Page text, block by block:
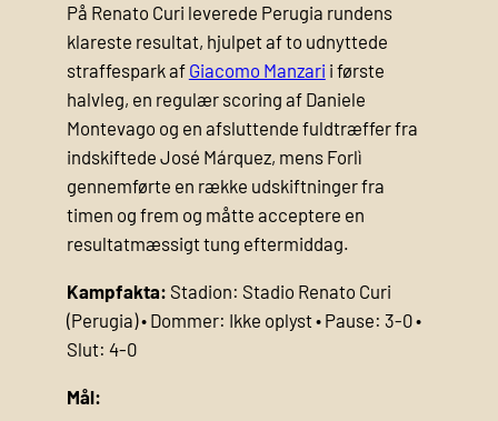
På Renato Curi leverede Perugia rundens
klareste resultat, hjulpet af to udnyttede
straffespark af Giacomo Manzari i første
halvleg, en regulær scoring af Daniele
Montevago og en afsluttende fuldtræffer fra
indskiftede José Márquez, mens Forlì
gennemførte en række udskiftninger fra
timen og frem og måtte acceptere en
resultatmæssigt tung eftermiddag.
Kampfakta: Stadion: Stadio Renato Curi
(Perugia) • Dommer: Ikke oplyst • Pause: 3-0 •
Slut: 4-0
Mål: